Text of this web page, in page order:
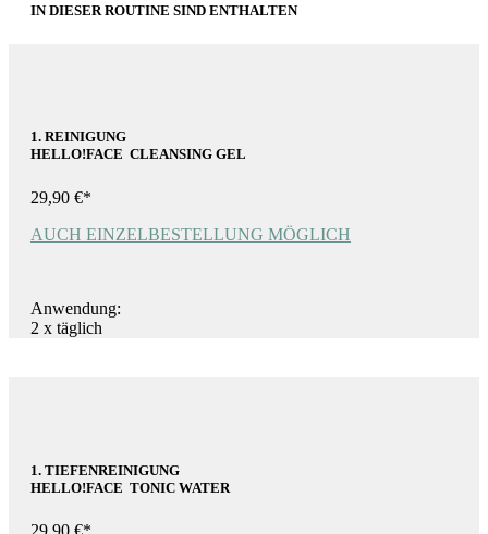
IN DIESER ROUTINE SIND ENTHALTEN
1. REINIGUNG
HELLO!FACE CLEANSING GEL
29,90 €*
AUCH EINZELBESTELLUNG MÖGLICH
Anwendung:
2 x täglich
1. TIEFENREINIGUNG
HELLO!FACE TONIC WATER
29,90 €*